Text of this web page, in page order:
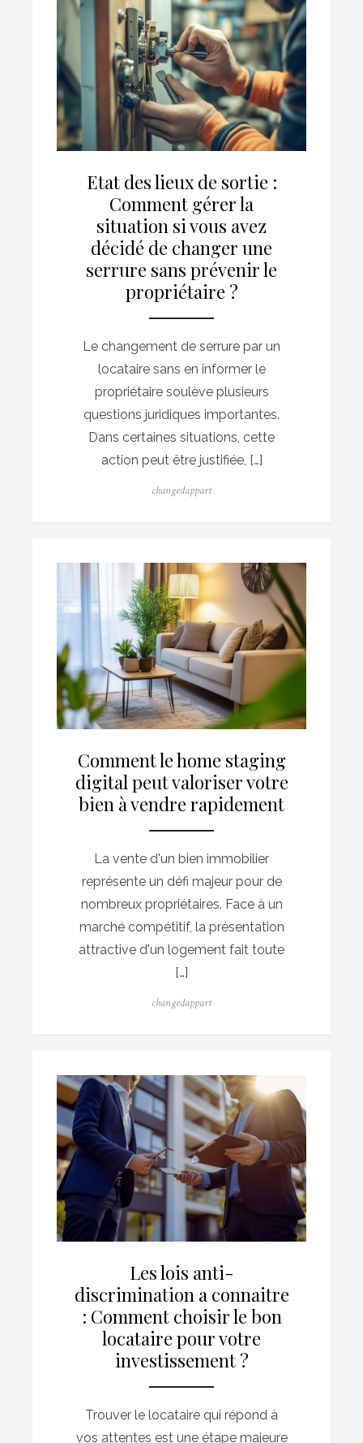
Etat des lieux de sortie :
Comment gérer la
situation si vous avez
décidé de changer une
serrure sans prévenir le
propriétaire ?
Le changement de serrure par un
locataire sans en informer le
propriétaire soulève plusieurs
questions juridiques importantes.
Dans certaines situations, cette
action peut être justifiée, […]
Posted
Author
changedappart
Comment le home staging
digital peut valoriser votre
bien à vendre rapidement
La vente d'un bien immobilier
représente un défi majeur pour de
nombreux propriétaires. Face à un
marché compétitif, la présentation
attractive d'un logement fait toute
[…]
Posted
Author
changedappart
Les lois anti-
discrimination a connaitre
: Comment choisir le bon
locataire pour votre
investissement ?
Trouver le locataire qui répond à
vos attentes est une étape majeure